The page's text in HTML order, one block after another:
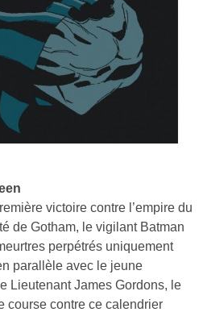
victoire contre l’empire du
de Gotham, le vigilant Batman
perpétrés uniquement
parallèle avec le jeune
Lieutenant James Gordons, le
course contre ce calendrier